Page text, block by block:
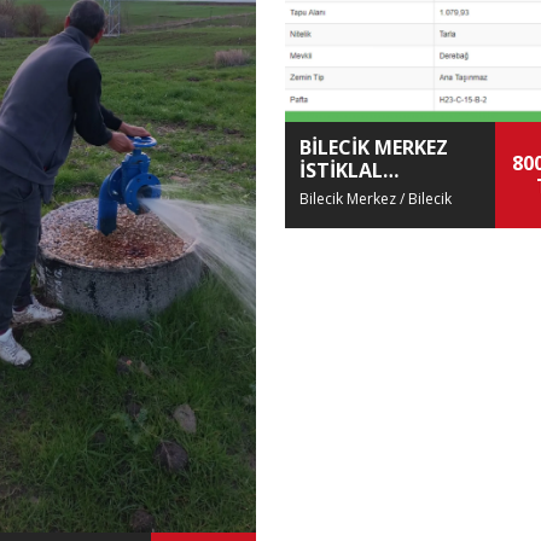
BİLECİK MERKEZ
İSTİKLAL
MAHALLESİ'NDE
Bilecik Merkez / Bilecik